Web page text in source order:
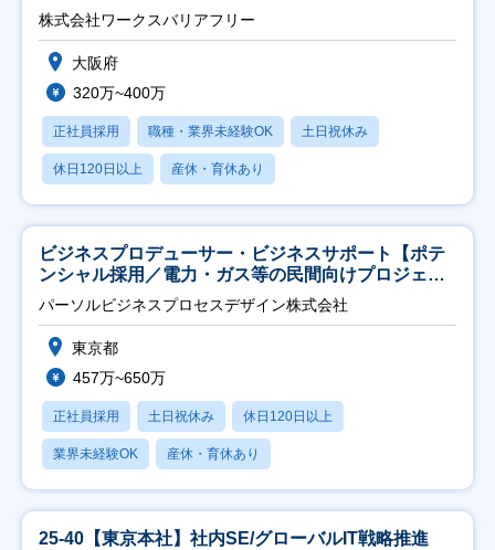
日祝】
株式会社ワークスバリアフリー
大阪府
320万~400万
正社員採用 職種・業界未経験OK 土日祝休み
休日120日以上 産休・育休あり
ビジネスプロデューサー・ビジネスサポート【ポテ
ンシャル採用／電力・ガス等の民間向けプロジェク
ト推進】
パーソルビジネスプロセスデザイン株式会社
東京都
457万~650万
正社員採用 土日祝休み 休日120日以上
業界未経験OK 産休・育休あり
25-40【東京本社】社内SE/グローバルIT戦略推進